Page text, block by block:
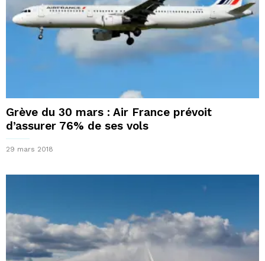
Grève du 30 mars : Air France prévoit
d’assurer 76% de ses vols
29 mars 2018